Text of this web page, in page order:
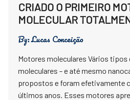
CRIADO O PRIMEIRO
MOLECULAR
By:Lucas Conceição
Motores moleculares Vários tipos
moleculares – e até mesmo
propostos e foram efetivamente
últimos anos. Esses motores